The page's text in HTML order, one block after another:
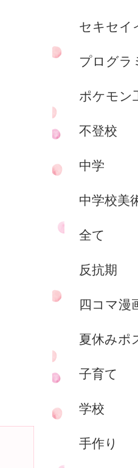
セキセイ
プログラ
ポケモン
不登校
中学
中学校美
全て
反抗期
四コマ漫
夏休みポ
子育て
学校
手作り